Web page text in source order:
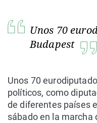
Unos 70
Budapest
Unos 70
políticos, como
de diferentes países
sábado en la marcha